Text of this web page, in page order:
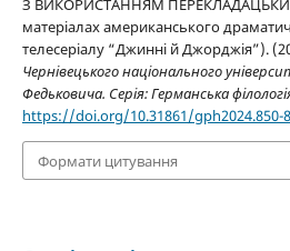
З ВИКОРИСТАННЯМ
матеріалах американського
телесеріалу “Джинні й Джорджія”).
Чернівецького національного
Федьковича. Серія: Германська
https://doi.org/10.31861/gph2024.850-
Формати цитування